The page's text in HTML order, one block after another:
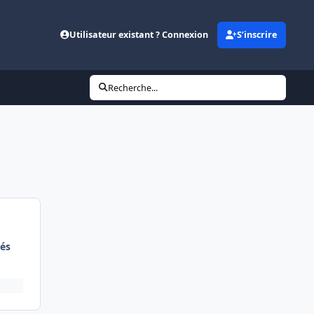
Utilisateur existant ? Connexion S’inscrire
Recherche...